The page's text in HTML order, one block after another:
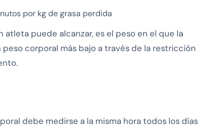
por kg de grasa perdida
puede alcanzar, es el peso en el que la
corporal más bajo a través de la restricción
debe medirse a la misma hora todos los días